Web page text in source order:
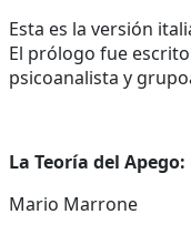
Esta es la versión
El prólogo fue
psicoanalista y
La Teoría del
Mario Marrone